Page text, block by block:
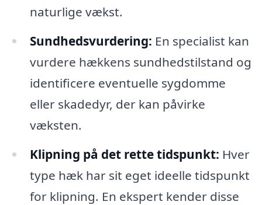
naturlige vækst.
Sundhedsvurdering: En specialist kan
vurdere hækkens sundhedstilstand og
identificere eventuelle sygdomme
eller skadedyr, der kan påvirke
væksten.
Klipning på det rette tidspunkt: Hver
type hæk har sit eget ideelle tidspunkt
for klipning. En ekspert kender disse